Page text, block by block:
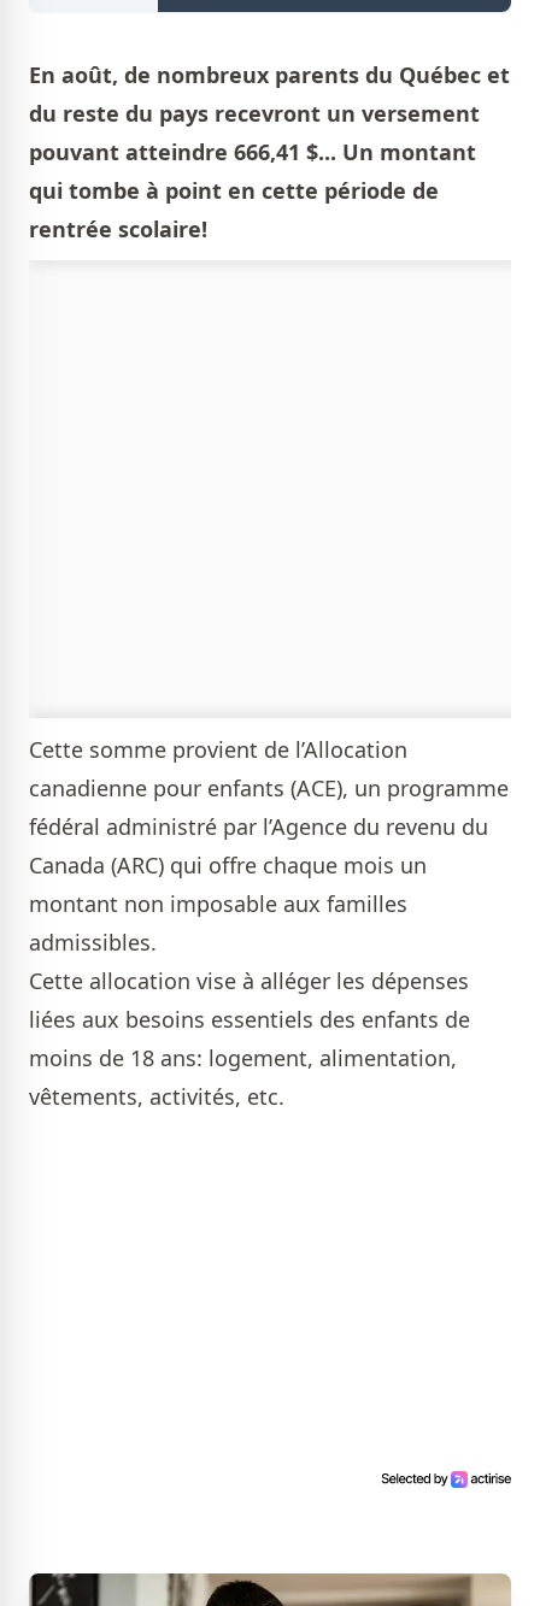
En août, de nombreux parents du Québec et
du reste du pays recevront un versement
pouvant atteindre 666,41 $... Un montant
qui tombe à point en cette période de
rentrée scolaire!
Cette somme provient de l’Allocation
canadienne pour enfants (ACE), un programme
fédéral administré par l’Agence du revenu du
Canada (ARC) qui offre chaque mois un
montant non imposable aux familles
admissibles.
Cette allocation vise à alléger les dépenses
liées aux besoins essentiels des enfants de
moins de 18 ans: logement, alimentation,
vêtements, activités, etc.